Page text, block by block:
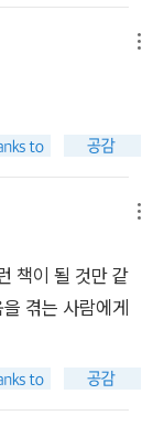
책이 될 것만 같
겪는 사람에게